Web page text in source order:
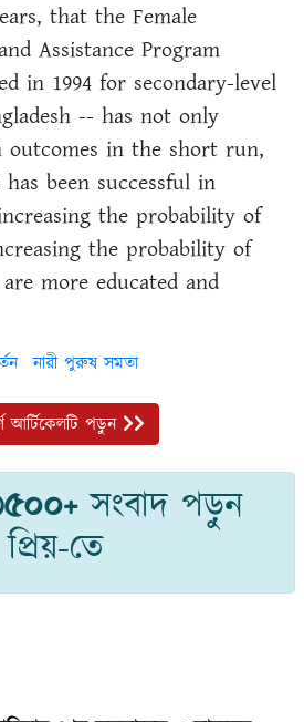
that the Female
Assistance Program
in 1994 for secondary-level
-- has not only
outcomes in the short run,
been successful in
the probability of
the probability of
more educated and
নারী পুরুষ সমতা
আর্টিকেলটি পড়ুন
সংবাদ পড়ুন
প্রিয়-তে